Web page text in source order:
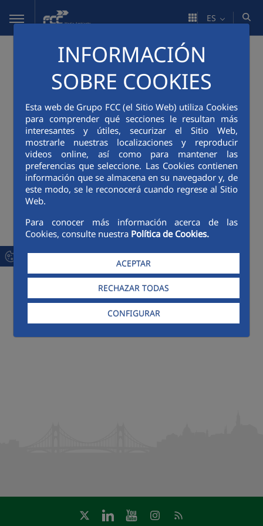
Saltar al contenido principal
INFORMACIÓN
SOBRE COOKIES
Esta web de Grupo FCC (el Sitio Web) utiliza Cookies
para comprender qué secciones le resultan más
interesantes y útiles, securizar el Sitio Web,
mostrarle nuestras localizaciones y reproducir
videos online, así como para mantener las
preferencias que seleccione. Las Cookies contienen
información que se almacena en su navegador y, de
este modo, se le reconocerá cuando regrese al Sitio
Web.
Para conocer más información acerca de las
Cookies, consulte nuestra Política de Cookies.
ACEPTAR
RECHAZAR TODAS
CONFIGURAR
ES